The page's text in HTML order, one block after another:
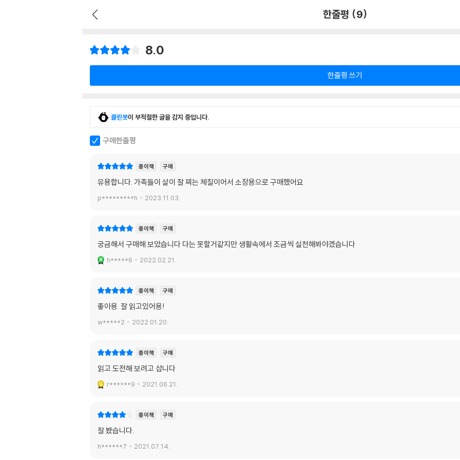
한줄평 (9)
8.0
한줄평 쓰기
클린봇이 부적절한 글을 감지 중입니다.
구매한줄평
종이책 구매
유용합니다. 가족들이 살이 잘 찌는 체질이어서 소장용으로 구매했어요
p*********h 2023.11.03.
종이책 구매
궁금해서 구매해 보았습니다 다는 못할거같지만 생활속에서 조금씩 실천해봐야겠습니다
h*****6 2022.02.21.
종이책 구매
좋아용. 잘 읽고있어용!
w*****2 2022.01.20.
종이책 구매
읽고 도전해 보려고 삽니다
r******9 2021.06.21.
종이책 구매
잘 봤습니다.
h******7 2021.07.14.